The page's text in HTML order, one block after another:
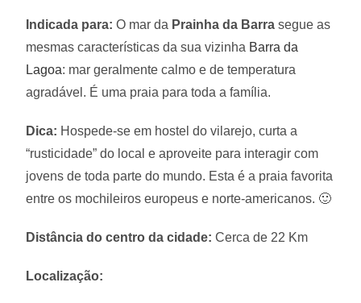
Indicada para: O mar da Prainha da Barra segue as
mesmas características da sua vizinha Barra da
Lagoa: mar geralmente calmo e de temperatura
agradável. É uma praia para toda a família.
Dica: Hospede-se em hostel do vilarejo, curta a
“rusticidade” do local e aproveite para interagir com
jovens de toda parte do mundo. Esta é a praia favorita
entre os mochileiros europeus e norte-americanos. 🙂
Distância do centro da cidade: Cerca de 22 Km
Localização: